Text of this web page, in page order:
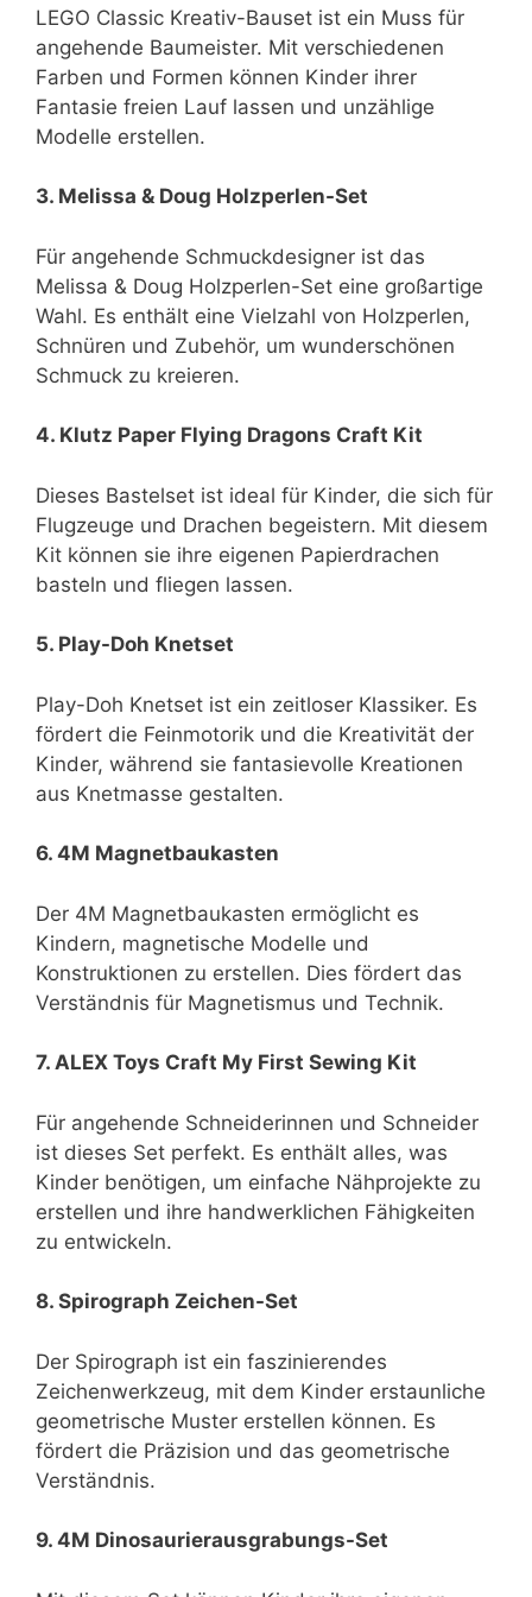
LEGO Classic Kreativ-Bauset ist ein Muss für
angehende Baumeister. Mit verschiedenen
Farben und Formen können Kinder ihrer
Fantasie freien Lauf lassen und unzählige
Modelle erstellen.
3. Melissa & Doug Holzperlen-Set
Für angehende Schmuckdesigner ist das
Melissa & Doug Holzperlen-Set eine großartige
Wahl. Es enthält eine Vielzahl von Holzperlen,
Schnüren und Zubehör, um wunderschönen
Schmuck zu kreieren.
4. Klutz Paper Flying Dragons Craft Kit
Dieses Bastelset ist ideal für Kinder, die sich für
Flugzeuge und Drachen begeistern. Mit diesem
Kit können sie ihre eigenen Papierdrachen
basteln und fliegen lassen.
5. Play-Doh Knetset
Play-Doh Knetset ist ein zeitloser Klassiker. Es
fördert die Feinmotorik und die Kreativität der
Kinder, während sie fantasievolle Kreationen
aus Knetmasse gestalten.
6. 4M Magnetbaukasten
Der 4M Magnetbaukasten ermöglicht es
Kindern, magnetische Modelle und
Konstruktionen zu erstellen. Dies fördert das
Verständnis für Magnetismus und Technik.
7. ALEX Toys Craft My First Sewing Kit
Für angehende Schneiderinnen und Schneider
ist dieses Set perfekt. Es enthält alles, was
Kinder benötigen, um einfache Nähprojekte zu
erstellen und ihre handwerklichen Fähigkeiten
zu entwickeln.
8. Spirograph Zeichen-Set
Der Spirograph ist ein faszinierendes
Zeichenwerkzeug, mit dem Kinder erstaunliche
geometrische Muster erstellen können. Es
fördert die Präzision und das geometrische
Verständnis.
9. 4M Dinosaurierausgrabungs-Set